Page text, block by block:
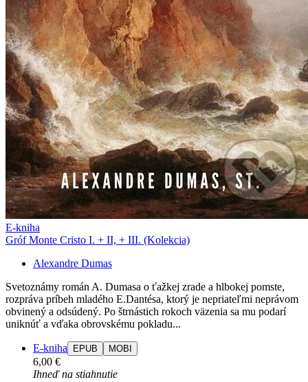
E-kniha
Gróf Monte Cristo I. + II, + III. (Kolekcia)
Alexandre Dumas
Svetoznámy román A. Dumasa o ťažkej zrade a hlbokej pomste,
rozpráva príbeh mladého E.Dantésa, ktorý je nepriateľmi neprávom
obvinený a odsúdený. Po štrnástich rokoch väzenia sa mu podarí
uniknúť a vďaka obrovskému pokladu...
E-kniha EPUB MOBI
6,00 €
Ihneď na stiahnutie